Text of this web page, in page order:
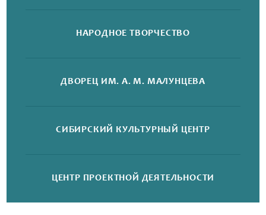
НАРОДНОЕ ТВОРЧЕСТВО
ДВОРЕЦ ИМ. А. М. МАЛУНЦЕВА
СИБИРСКИЙ КУЛЬТУРНЫЙ ЦЕНТР
ЦЕНТР ПРОЕКТНОЙ ДЕЯТЕЛЬНОСТИ